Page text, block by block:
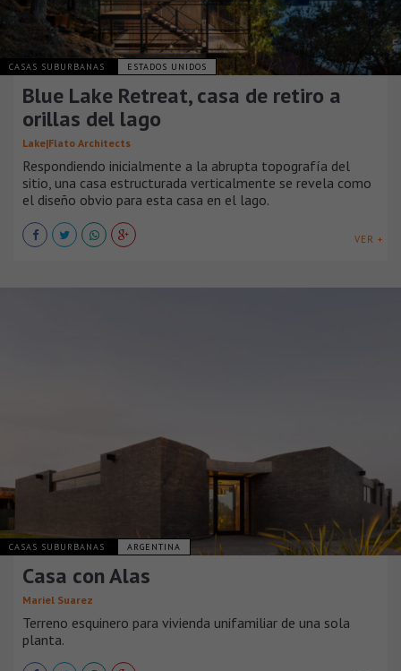
CASAS SUBURBANAS ESTADOS UNIDOS
Blue Lake Retreat, casa de retiro a
orillas del lago
Lake|Flato Architects
Respondiendo inicialmente a la abrupta topografía del
sitio, una casa estructurada verticalmente se revela como
el diseño obvio para esta casa en el lago.
VER +
CASAS SUBURBANAS ARGENTINA
Casa con Alas
Mariel Suarez
Terreno esquinero para vivienda unifamiliar de una sola
planta.